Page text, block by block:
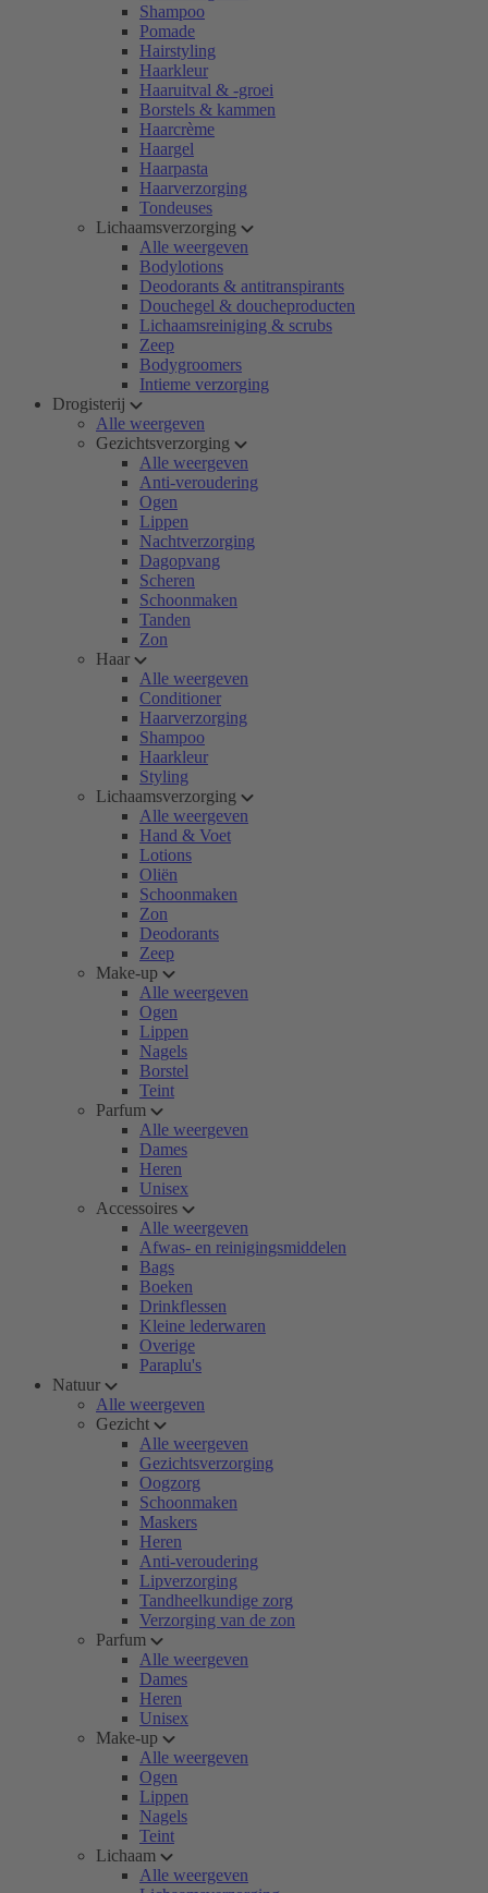
Shampoo
Pomade
Hairstyling
Haarkleur
Haaruitval & -groei
Borstels & kammen
Haarcrème
Haargel
Haarpasta
Haarverzorging
Tondeuses
Lichaamsverzorging
Alle weergeven
Bodylotions
Deodorants & antitranspirants
Douchegel & doucheproducten
Lichaamsreiniging & scrubs
Zeep
Bodygroomers
Intieme verzorging
Drogisterij
Alle weergeven
Gezichtsverzorging
Alle weergeven
Anti-veroudering
Ogen
Lippen
Nachtverzorging
Dagopvang
Scheren
Schoonmaken
Tanden
Zon
Haar
Alle weergeven
Conditioner
Haarverzorging
Shampoo
Haarkleur
Styling
Lichaamsverzorging
Alle weergeven
Hand & Voet
Lotions
Oliën
Schoonmaken
Zon
Deodorants
Zeep
Make-up
Alle weergeven
Ogen
Lippen
Nagels
Borstel
Teint
Parfum
Alle weergeven
Dames
Heren
Unisex
Accessoires
Alle weergeven
Afwas- en reinigingsmiddelen
Bags
Boeken
Drinkflessen
Kleine lederwaren
Overige
Paraplu's
Natuur
Alle weergeven
Gezicht
Alle weergeven
Gezichtsverzorging
Oogzorg
Schoonmaken
Maskers
Heren
Anti-veroudering
Lipverzorging
Tandheelkundige zorg
Verzorging van de zon
Parfum
Alle weergeven
Dames
Heren
Unisex
Make-up
Alle weergeven
Ogen
Lippen
Nagels
Teint
Lichaam
Alle weergeven